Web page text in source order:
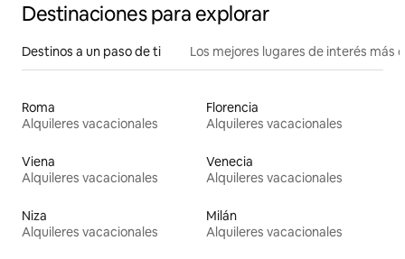
Destinaciones para explorar
Destinos a un paso de ti Los mejores lugares de interés más
Roma
Alquileres vacacionales
Florencia
Alquileres vacacionales
Viena
Alquileres vacacionales
Venecia
Alquileres vacacionales
Niza
Alquileres vacacionales
Milán
Alquileres vacacionales